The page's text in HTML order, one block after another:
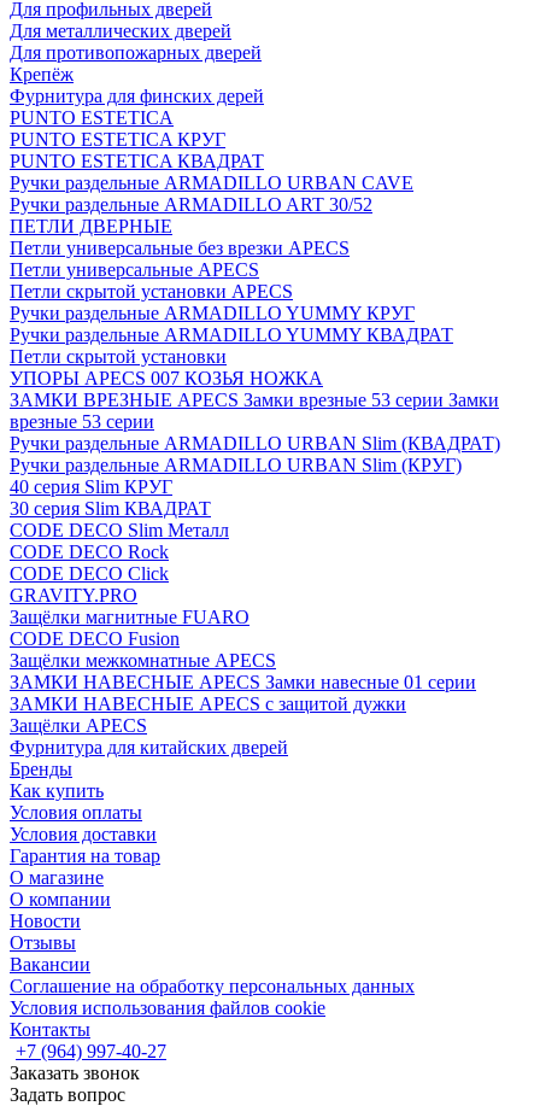
Для профильных дверей
Для металлических дверей
Для противопожарных дверей
Крепёж
Фурнитура для финских дерей
PUNTO ESTETICA
PUNTO ESTETICA КРУГ
PUNTO ESTETICA КВАДРАТ
Ручки раздельные ARMADILLO URBAN CAVE
Ручки раздельные ARMADILLO ART 30/52
ПЕТЛИ ДВЕРНЫЕ
Петли универсальные без врезки APECS
Петли универсальные APECS
Петли скрытой установки APECS
Ручки раздельные ARMADILLO YUMMY КРУГ
Ручки раздельные ARMADILLO YUMMY КВАДРАТ
Петли скрытой установки
УПОРЫ APECS 007 КОЗЬЯ НОЖКА
ЗАМКИ ВРЕЗНЫЕ APECS Замки врезные 53 серии Замки
врезные 53 серии
Ручки раздельные ARMADILLO URBAN Slim (КВАДРАТ)
Ручки раздельные ARMADILLO URBAN Slim (КРУГ)
40 серия Slim КРУГ
30 серия Slim КВАДРАТ
CODE DECO Slim Металл
CODE DECO Rock
CODE DECO Click
GRAVITY.PRO
Защёлки магнитные FUARO
CODE DECO Fusion
Защёлки межкомнатные APECS
ЗАМКИ НАВЕСНЫЕ APECS Замки навесные 01 серии
ЗАМКИ НАВЕСНЫЕ APECS с защитой дужки
Защёлки APECS
Фурнитура для китайских дверей
Бренды
Как купить
Условия оплаты
Условия доставки
Гарантия на товар
О магазине
О компании
Новости
Отзывы
Вакансии
Соглашение на обработку персональных данных
Условия использования файлов cookie
Контакты
+7 (964) 997-40-27
Заказать звонок
Задать вопрос